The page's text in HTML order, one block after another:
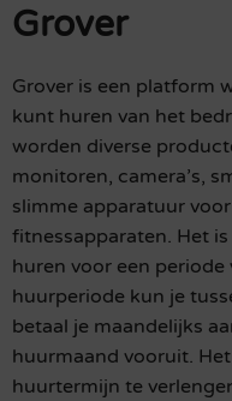
Grover
Grover is een platform
kunt huren van het
worden diverse
monitoren, camera’s,
slimme apparatuur
fitnessapparaten. Het
huren voor een periode
huurperiode kun je
betaal je maandelijks
huurmaand vooruit.
huurtermijn te